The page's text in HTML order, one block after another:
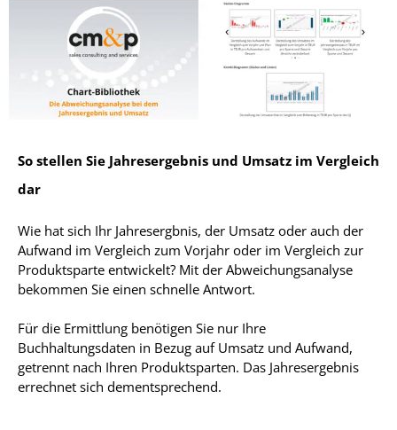
So stellen Sie Jahresergebnis und Umsatz im Vergleich
dar
Wie hat sich Ihr Jahresergbnis, der Umsatz oder auch der
Aufwand im Vergleich zum Vorjahr oder im Vergleich zur
Produktsparte entwickelt? Mit der Abweichungsanalyse
bekommen Sie einen schnelle Antwort.
Für die Ermittlung benötigen Sie nur Ihre
Buchhaltungsdaten in Bezug auf Umsatz und Aufwand,
getrennt nach Ihren Produktsparten. Das Jahresergebnis
errechnet sich dementsprechend.